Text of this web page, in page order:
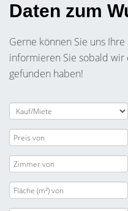
Daten zum
Gerne können Sie uns
informieren Sie sobald wir
gefunden haben!